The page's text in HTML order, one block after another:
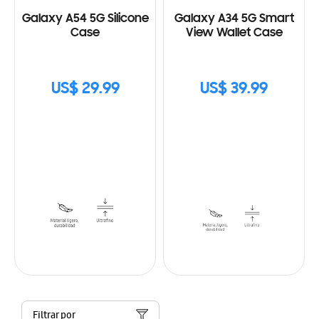
Galaxy A54 5G Silicone
Case
US$ 29.99
Galaxy A34 5G Smart
View Wallet Case
US$ 39.99